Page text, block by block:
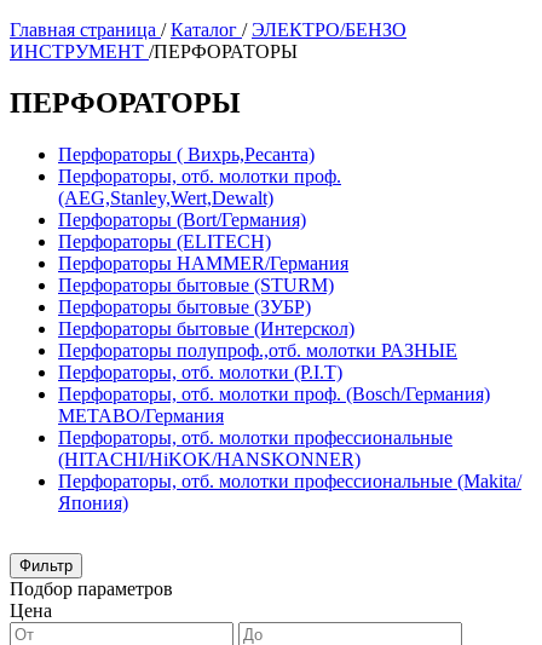
Главная страница / Каталог / ЭЛЕКТРО/БЕНЗО
ИНСТРУМЕНТ /ПЕРФОРАТОРЫ
ПЕРФОРАТОРЫ
Перфораторы ( Вихрь,Ресанта)
Перфораторы, отб. молотки проф.
(AEG,Stanley,Wert,Dewalt)
Перфораторы (Bort/Германия)
Перфораторы (ELITECH)
Перфораторы HAMMER/Германия
Перфораторы бытовые (STURM)
Перфораторы бытовые (ЗУБР)
Перфораторы бытовые (Интерскол)
Перфораторы полупроф.,отб. молотки РАЗНЫЕ
Перфораторы, отб. молотки (P.I.T)
Перфораторы, отб. молотки проф. (Bosch/Германия)
METABO/Германия
Перфораторы, отб. молотки профессиональные
(HITACHI/HiKOK/HANSKONNER)
Перфораторы, отб. молотки профессиональные (Makita/
Япония)
Фильтр
Подбор параметров
Цена